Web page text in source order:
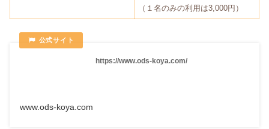
（１名のみの利用は3,000円）
https://www.ods-koya.com/
www.ods-koya.com